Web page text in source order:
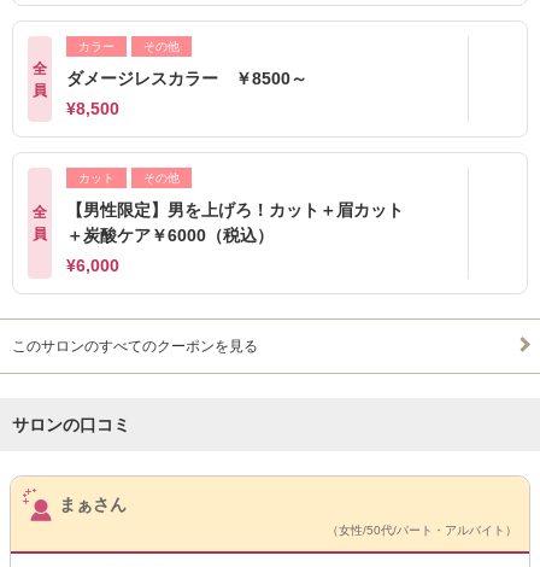
全
員
カラー その他
ダメージレスカラー ￥8500～
¥8,500
全
員
カット その他
【男性限定】男を上げろ！カット＋眉カット
＋炭酸ケア￥6000（税込）
¥6,000
このサロンのすべてのクーポンを見る
サロンの口コミ
サロンPick Up
まぁさん
（女性/50代/パート・アルバイト）